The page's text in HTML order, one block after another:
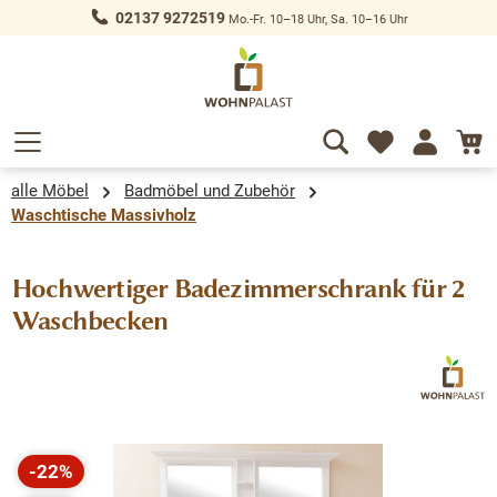
springen 02137 9272519Mo.-Fr. 10–18 Uhr, Sa. 10–16 Uhr
alle Möbel
Badmöbel und Zubehör
Waschtische Massivholz
Hochwertiger Badezimmerschrank für 2
Waschbecken
Bildergalerie überspringen
-22%
Rabatt